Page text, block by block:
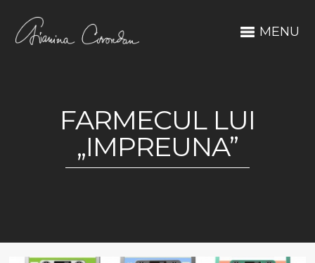
MENU
FARMECUL LUI
„IMPREUNA”